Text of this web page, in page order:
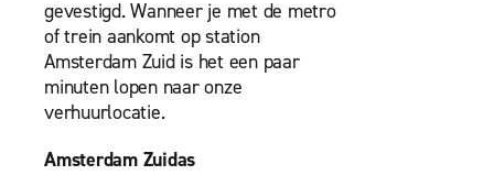
gevestigd.Wanneer je met de metro
of trein aankomt op station
Amsterdam Zuid is het een paar
minuten lopen naar onze
verhuurlocatie.
Amsterdam Zuidas